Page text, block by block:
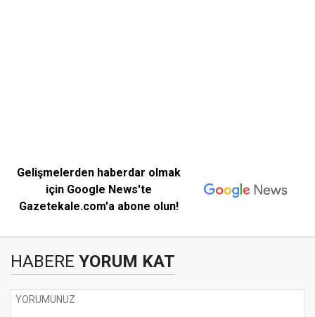
Gelişmelerden haberdar olmak
için Google News'te
Gazetekale.com'a abone olun!
HABERE YORUM KAT